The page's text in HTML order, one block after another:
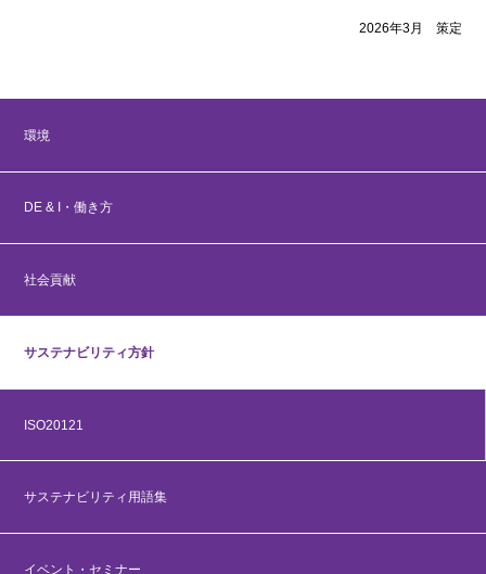
2026年3月 策定
環境
DE & I・働き方
社会貢献
サステナビリティ方針
ISO20121
サステナビリティ用語集
イベント・セミナー